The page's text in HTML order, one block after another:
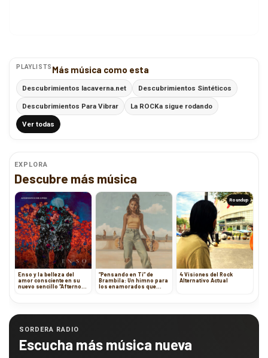
PLAYLISTS Más música como esta
Descubrimientos lacaverna.net Descubrimientos Sintéticos
Descubrimientos Para Vibrar La ROCKa sigue rodando
Ver todas
EXPLORA
Descubre más música
Enso y la belleza del
amor consciente en su
nuevo sencillo “Afternoon
“Pensando en Ti” de
Brambila: Un himno para
los enamorados que
Roundup
4 Visiones del Rock
Alternativo Actual
SORDERA RADIO
Escucha más música nueva